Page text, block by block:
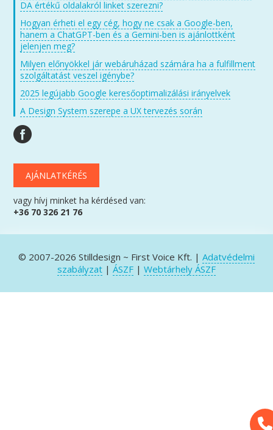
DA értékű oldalakról linket szerezni?
Hogyan érheti el egy cég, hogy ne csak a Google-ben,
hanem a ChatGPT-ben és a Gemini-ben is ajánlottként
jelenjen meg?
Milyen előnyökkel jár webáruházad számára ha a fulfillment
szolgáltatást veszel igénybe?
2025 legújabb Google keresőoptimalizálási irányelvek
A Design System szerepe a UX tervezés során
AJÁNLATKÉRÉS
vagy hívj minket ha kérdésed van:
+36 70 326 21 76
© 2007-2026 Stilldesign ~ First Voice Kft. | Adatvédelmi
szabályzat | ÁSZF | Webtárhely ÁSZF